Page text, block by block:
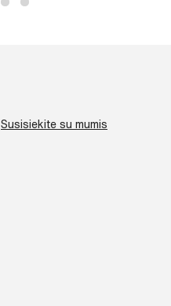
Susisiekite su mumis